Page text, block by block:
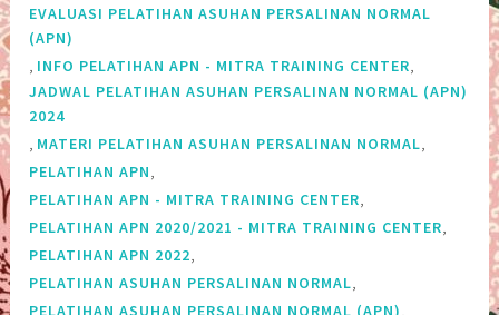
EVALUASI PELATIHAN ASUHAN PERSALINAN NORMAL
(APN)
, INFO PELATIHAN APN - MITRA TRAINING CENTER,
JADWAL PELATIHAN ASUHAN PERSALINAN NORMAL (APN)
2024
, MATERI PELATIHAN ASUHAN PERSALINAN NORMAL,
PELATIHAN APN,
PELATIHAN APN - MITRA TRAINING CENTER,
PELATIHAN APN 2020/2021 - MITRA TRAINING CENTER,
PELATIHAN APN 2022,
PELATIHAN ASUHAN PERSALINAN NORMAL,
PELATIHAN ASUHAN PERSALINAN NORMAL (APN),